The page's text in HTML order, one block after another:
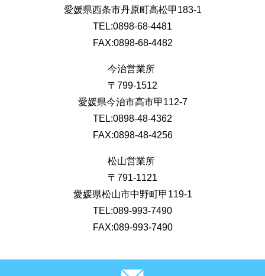
愛媛県西条市丹原町高松甲183-1
TEL:0898-68-4481
FAX:0898-68-4482
今治営業所
〒799-1512
愛媛県今治市高市甲112-7
TEL:0898-48-4362
FAX:0898-48-4256
松山営業所
〒791-1121
愛媛県松山市中野町甲119-1
TEL:089-993-7490
FAX:089-993-7490